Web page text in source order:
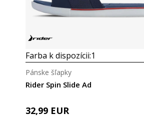
Farba k dispozícii:1
Rider Spin Slide Ad
Pánske šľapky
32,99 EUR